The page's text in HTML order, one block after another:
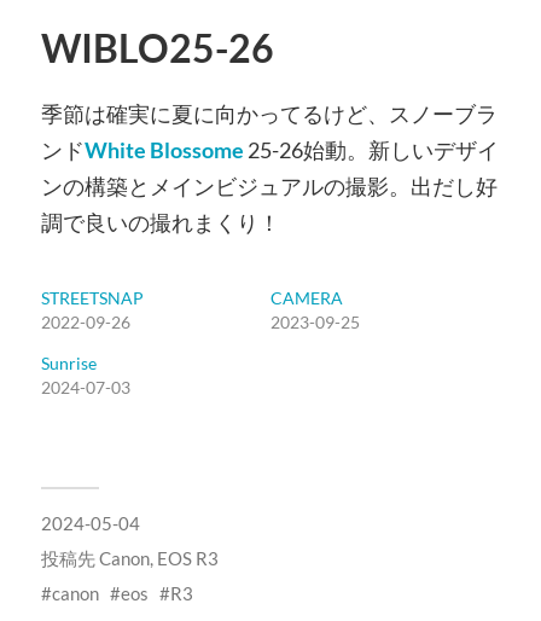
WIBLO25-26
季節は確実に夏に向かってるけど、スノーブラ
ンドWhite Blossome 25-26始動。新しいデザイ
ンの構築とメインビジュアルの撮影。出だし好
調で良いの撮れまくり！
STREETSNAP
2022-09-26
CAMERA
2023-09-25
Sunrise
2024-07-03
2024-05-04
投稿先Canon, EOS R3
canon
eos R3